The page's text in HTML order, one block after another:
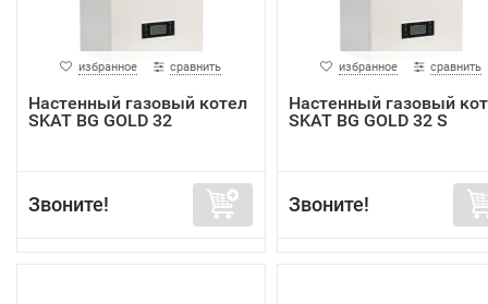
избранное сравнить
Настенный газовый котел
SKAT BG GOLD 32
Звоните!
избранное сравнить
Настенный газовый
SKAT BG GOLD 32 S
Звоните!